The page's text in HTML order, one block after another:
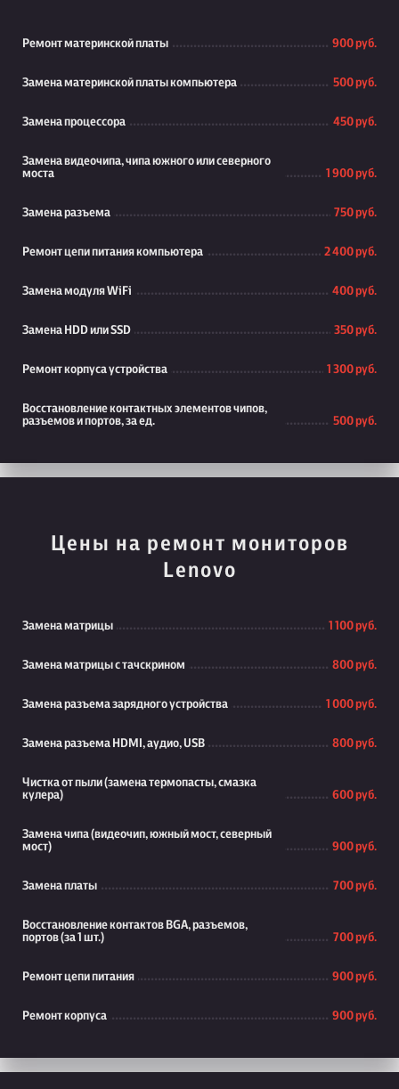
Ремонт материнской платы 900 руб.
Замена материнской платы компьютера 500 руб.
Замена процессора 450 руб.
Замена видеочипа, чипа южного или северного
моста
1 900 руб.
Замена разъема 750 руб.
Ремонт цепи питания компьютера 2 400 руб.
Замена модуля WiFi 400 руб.
Замена HDD или SSD 350 руб.
Ремонт корпуса устройства 1 300 руб.
Восстановление контактных элементов чипов,
разъемов и портов, за ед.
500 руб.
Цены на ремонт мониторов
Lenovo
Замена матрицы 1 100 руб.
Замена матрицы с тачскрином 800 руб.
Замена разъема зарядного устройства 1 000 руб.
Замена разъема HDMI, аудио, USB 800 руб.
Чистка от пыли (замена термопасты, смазка
кулера)
600 руб.
Замена чипа (видеочип, южный мост, северный
мост)
900 руб.
Замена платы 700 руб.
Восстановление контактов BGA, разъемов,
портов (за 1 шт.)
700 руб.
Ремонт цепи питания 900 руб.
Ремонт корпуса 900 руб.